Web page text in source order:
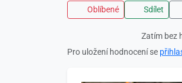
Oblíbené Sdílet
Zatím bez
Pro uložení hodnocení se